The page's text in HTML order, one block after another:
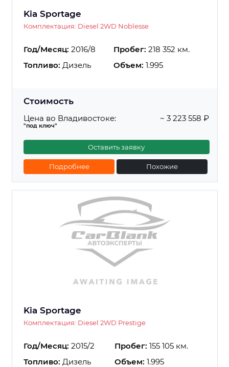
Kia Sportage
Комплектация: Diesel 2WD Noblesse
Год/Месяц: 2016/8 Пробег: 218 352 км.
Топливо: Дизель Объем: 1.995
Стоимость
Цена во Владивостоке:
"под ключ"
~ 3 223 558 ₽
Оставить заявку
Подробнее Похожие
Kia Sportage
Комплектация: Diesel 2WD Prestige
Год/Месяц: 2015/2 Пробег: 155 105 км.
Топливо: Дизель Объем: 1.995